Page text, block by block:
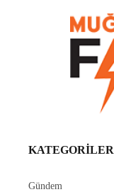
KATEGORİLER
Gündem